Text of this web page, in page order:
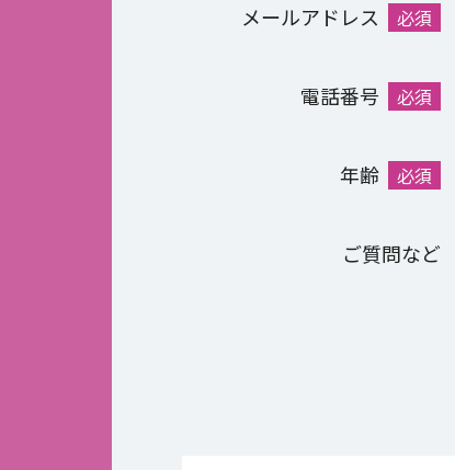
メールアドレス 必須
電話番号 必須
年齢 必須
ご質問など